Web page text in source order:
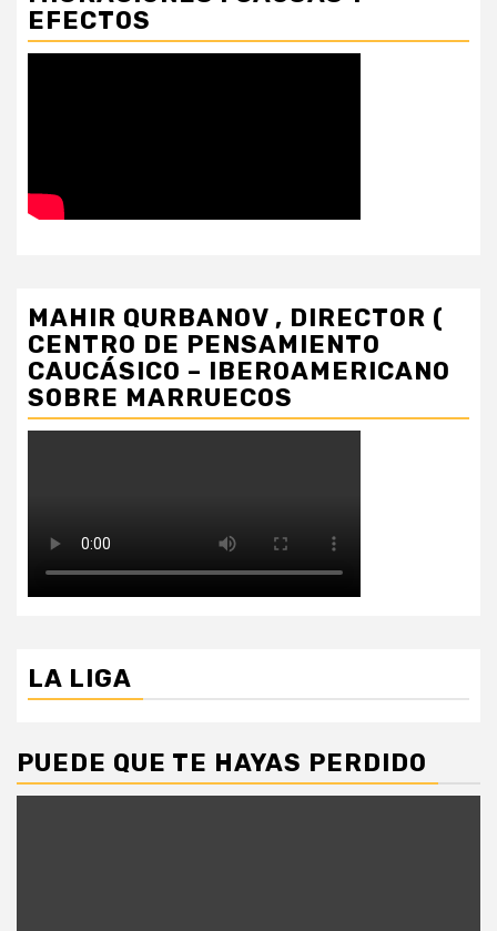
EFECTOS
MAHIR QURBANOV , DIRECTOR (
CENTRO DE PENSAMIENTO
CAUCÁSICO – IBEROAMERICANO
SOBRE MARRUECOS
LA LIGA
PUEDE QUE TE HAYAS PERDIDO